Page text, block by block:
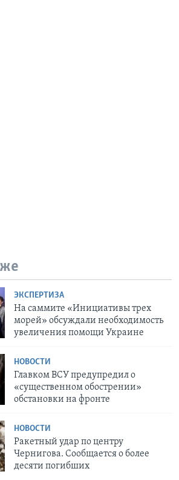
ЭКСПЕРТИЗА
На саммите «Инициативы трех
морей» обсуждали необходимость
увеличения помощи Украине
НОВОСТИ
Главком ВСУ предупредил о
«существенном обострении»
обстановки на фронте
НОВОСТИ
Ракетный удар по центру
Чернигова. Сообщается о более
десяти погибших